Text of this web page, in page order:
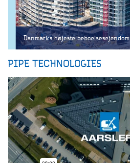
Danmarks højeste beboelsesejendom
PIPE TECHNOLOGIES